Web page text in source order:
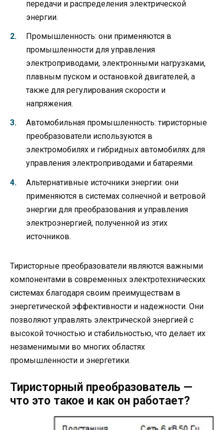
передачи и распределения электрической
энергии.
Промышленность: они применяются в
промышленности для управления
электроприводами, электронными нагрузками,
плавным пуском и остановкой двигателей, а
также для регулирования скорости и
напряжения.
Автомобильная промышленность: тиристорные
преобразователи используются в
электромобилях и гибридных автомобилях для
управления электроприводами и батареями.
Альтернативные источники энергии: они
применяются в системах солнечной и ветровой
энергии для преобразования и управления
электроэнергией, полученной из этих
источников.
Тиристорные преобразователи являются важными
компонентами в современных электротехнических
системах благодаря своим преимуществам в
энергетической эффективности и надежности. Они
позволяют управлять электрической энергией с
высокой точностью и стабильностью, что делает их
незаменимыми во многих областях
промышленности и энергетики.
Тиристорный преобразователь —
что это такое и как он работает?